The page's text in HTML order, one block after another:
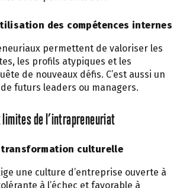
des compétences internes
permettent de valoriser les
les profils atypiques et les
de nouveaux défis. C’est aussi un
futurs leaders ou managers.
de l’intrapreneuriat
transformation culturelle
une culture d’entreprise ouverte à
à l’échec et favorable à